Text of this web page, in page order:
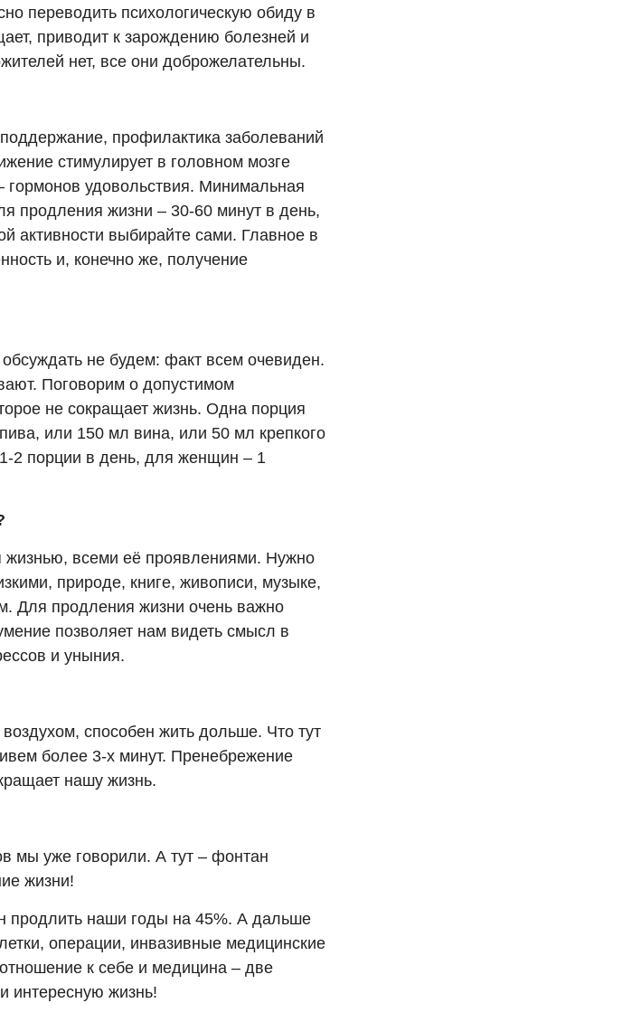
переводить психологическую обиду в
приводит к зарождению болезней и
нет, все они доброжелательны.
профилактика заболеваний
стимулирует в головном мозге
гормонов удовольствия. Минимальная
продления жизни – 30-60 минут в день,
активности выбирайте сами. Главное в
и, конечно же, получение
не будем: факт всем очевиден.
Поговорим о допустимом
не сокращает жизнь. Одна порция
или 150 мл вина, или 50 мл крепкого
2 порции в день, для женщин – 1
жизнью, всеми её проявлениями. Нужно
природе, книге, живописи, музыке,
Для продления жизни очень важно
позволяет нам видеть смысл в
и уныния.
способен жить дольше. Что тут
более 3-х минут. Пренебрежение
нашу жизнь.
мы уже говорили. А тут – фонтан
жизни!
продлить наши годы на 45%. А дальше
операции, инвазивные медицинские
к себе и медицина – две
интересную жизнь!